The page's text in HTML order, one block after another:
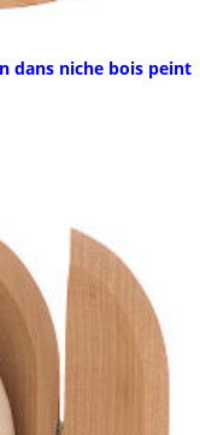
dans niche bois peint